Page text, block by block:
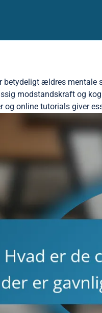
betydeligt ældres mentale
modstandskraft og
og online tutorials giver